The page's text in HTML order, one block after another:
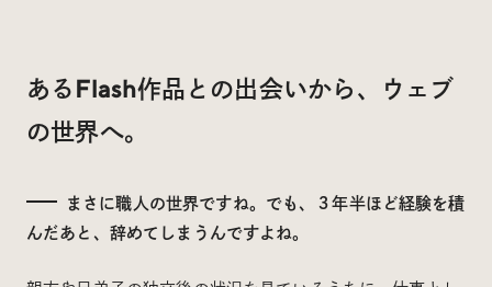
あるFlash作品との出会いから、ウェブ
の世界へ。
まさに職人の世界ですね。でも、３年半ほど経験を積
んだあと、辞めてしまうんですよね。